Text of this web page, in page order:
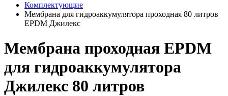
Комплектующие
Мембрана для гидроаккумулятора проходная 80 литров
EPDM Джилекс
Мембрана проходная EPDM
для гидроаккумулятора
Джилекс 80 литров